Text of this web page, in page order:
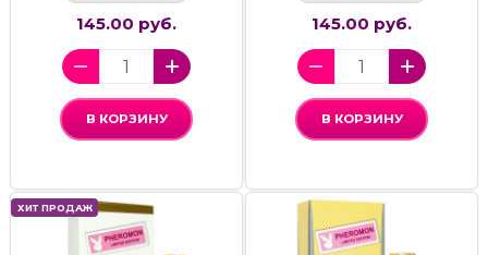
145.00 руб.
В КОРЗИНУ
145.00 руб.
В КОРЗИНУ
ХИТ ПРОДАЖ